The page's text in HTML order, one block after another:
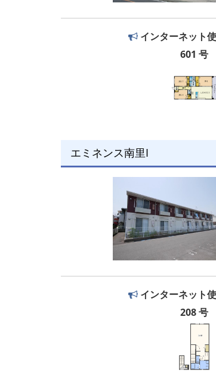
インターネット
601 号
エミネンス南里I
インターネット
208 号